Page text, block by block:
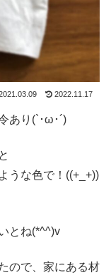
2022.11.17
あり(`･ω･´)
うな色で！((+_+))
とね(*^^)v
ので、家にある材